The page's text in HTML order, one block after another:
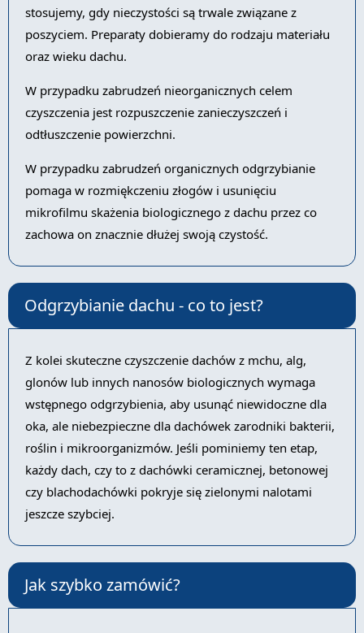
stosujemy, gdy nieczystości są trwale związane z
poszyciem. Preparaty dobieramy do rodzaju materiału
oraz wieku dachu.
W przypadku zabrudzeń nieorganicznych celem
czyszczenia jest rozpuszczenie zanieczyszczeń i
odtłuszczenie powierzchni.
W przypadku zabrudzeń organicznych odgrzybianie
pomaga w rozmiękczeniu złogów i usunięciu
mikrofilmu skażenia biologicznego z dachu przez co
zachowa on znacznie dłużej swoją czystość.
Odgrzybianie dachu - co to jest?
Z kolei skuteczne czyszczenie dachów z mchu, alg,
glonów lub innych nanosów biologicznych wymaga
wstępnego odgrzybienia, aby usunąć niewidoczne dla
oka, ale niebezpieczne dla dachówek zarodniki bakterii,
roślin i mikroorganizmów. Jeśli pominiemy ten etap,
każdy dach, czy to z dachówki ceramicznej, betonowej
czy blachodachówki pokryje się zielonymi nalotami
jeszcze szybciej.
Jak szybko zamówić?